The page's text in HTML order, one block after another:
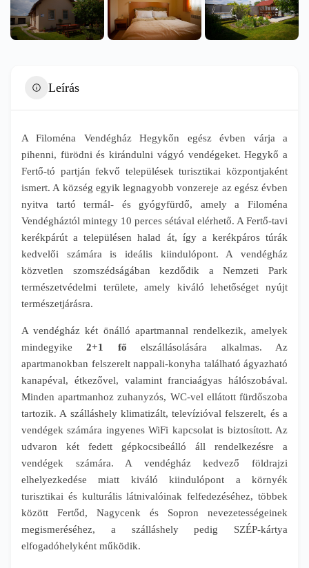
Leírás
A Filoména Vendégház Hegykőn egész évben várja a
pihenni, fürödni és kirándulni vágyó vendégeket. Hegykő a
Fertő-tó partján fekvő települések turisztikai központjaként
ismert. A község egyik legnagyobb vonzereje az egész évben
nyitva tartó termál- és gyógyfürdő, amely a Filoména
Vendégháztól mintegy 10 perces sétával elérhető. A Fertő-tavi
kerékpárút a településen halad át, így a kerékpáros túrák
kedvelői számára is ideális kiindulópont. A vendégház
közvetlen szomszédságában kezdődik a Nemzeti Park
természetvédelmi területe, amely kiváló lehetőséget nyújt
természetjárásra.
A vendégház két önálló apartmannal rendelkezik, amelyek
mindegyike 2+1 fő elszállásolására alkalmas. Az
apartmanokban felszerelt nappali-konyha található ágyazható
kanapéval, étkezővel, valamint franciaágyas hálószobával.
Minden apartmanhoz zuhanyzós, WC-vel ellátott fürdőszoba
tartozik. A szálláshely klimatizált, televízióval felszerelt, és a
vendégek számára ingyenes WiFi kapcsolat is biztosított. Az
udvaron két fedett gépkocsibeálló áll rendelkezésre a
vendégek számára. A vendégház kedvező földrajzi
elhelyezkedése miatt kiváló kiindulópont a környék
turisztikai és kulturális látnivalóinak felfedezéséhez, többek
között Fertőd, Nagycenk és Sopron nevezetességeinek
megismeréséhez, a szálláshely pedig SZÉP-kártya
elfogadóhelyként működik.